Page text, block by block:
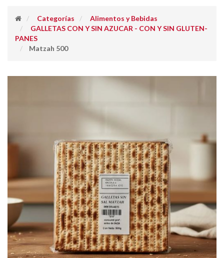
Categorías
Alimentos y Bebidas
GALLETAS CON Y SIN AZUCAR - CON Y SIN GLUTEN-
PANES
Matzah 500